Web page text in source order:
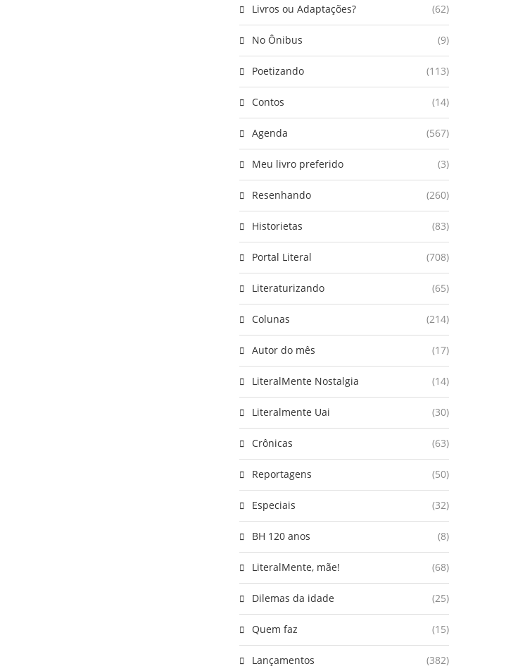
Livros ou Adaptações? (62)
No Ônibus (9)
Poetizando (113)
Contos (14)
Agenda (567)
Meu livro preferido (3)
Resenhando (260)
Historietas (83)
Portal Literal (708)
Literaturizando (65)
Colunas (214)
Autor do mês (17)
LiteralMente Nostalgia (14)
Literalmente Uai (30)
Crônicas (63)
Reportagens (50)
Especiais (32)
BH 120 anos (8)
LiteralMente, mãe! (68)
Dilemas da idade (25)
Quem faz (15)
Lançamentos (382)